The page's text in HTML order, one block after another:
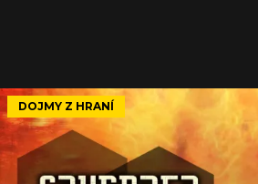
DOJMY Z HRANÍ